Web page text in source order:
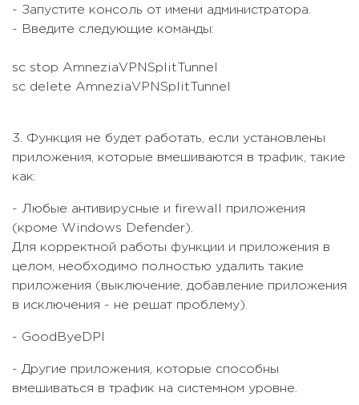
- Запустите консоль от имени администратора.
- Введите следующие команды:
sc stop AmneziaVPNSplitTunnel
sc delete AmneziaVPNSplitTunnel
3. Функция не будет работать, если установлены
приложения, которые вмешиваются в трафик, такие
как:
- Любые антивирусные и firewall приложения
(кроме Windows Defender).
Для корректной работы функции и приложения в
целом, необходимо полностью удалить такие
приложения (выключение, добавление приложения
в исключения - не решат проблему).
- GoodByeDPI
- Другие приложения, которые способны
вмешиваться в трафик на системном уровне.